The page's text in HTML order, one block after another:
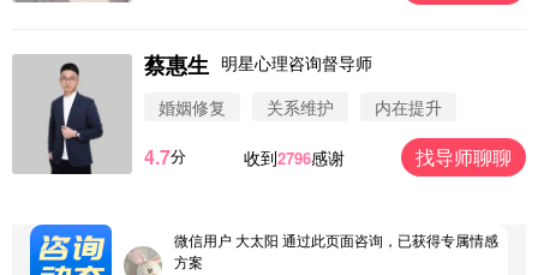
蔡惠生 明星心理咨询督导师
婚姻修复
关系维护 内在提升
4.7分 收到2796感谢 找导师聊聊
微信用户 圆圈 通过此页面咨询，已获得专属情感方
案
微信用户 Vnno 通过此页面咨询，已获得专属情感方
微信用户 大太阳 通过此页面咨询，已获得专属情感
方案